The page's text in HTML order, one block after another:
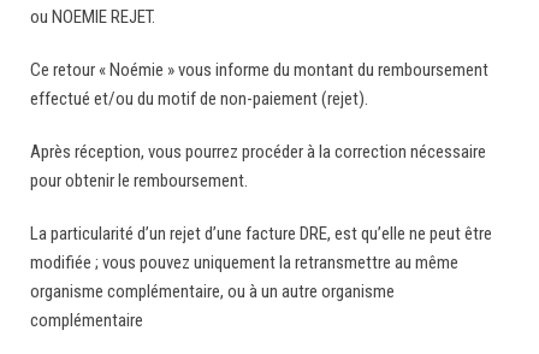
ou NOEMIE REJET.
Ce retour « Noémie » vous informe du montant du remboursement
effectué et/ou du motif de non-paiement (rejet).
Après réception, vous pourrez procéder à la correction nécessaire
pour obtenir le remboursement.
La particularité d’un rejet d’une facture DRE, est qu’elle ne peut être
modifiée ; vous pouvez uniquement la retransmettre au même
organisme complémentaire, ou à un autre organisme
complémentaire